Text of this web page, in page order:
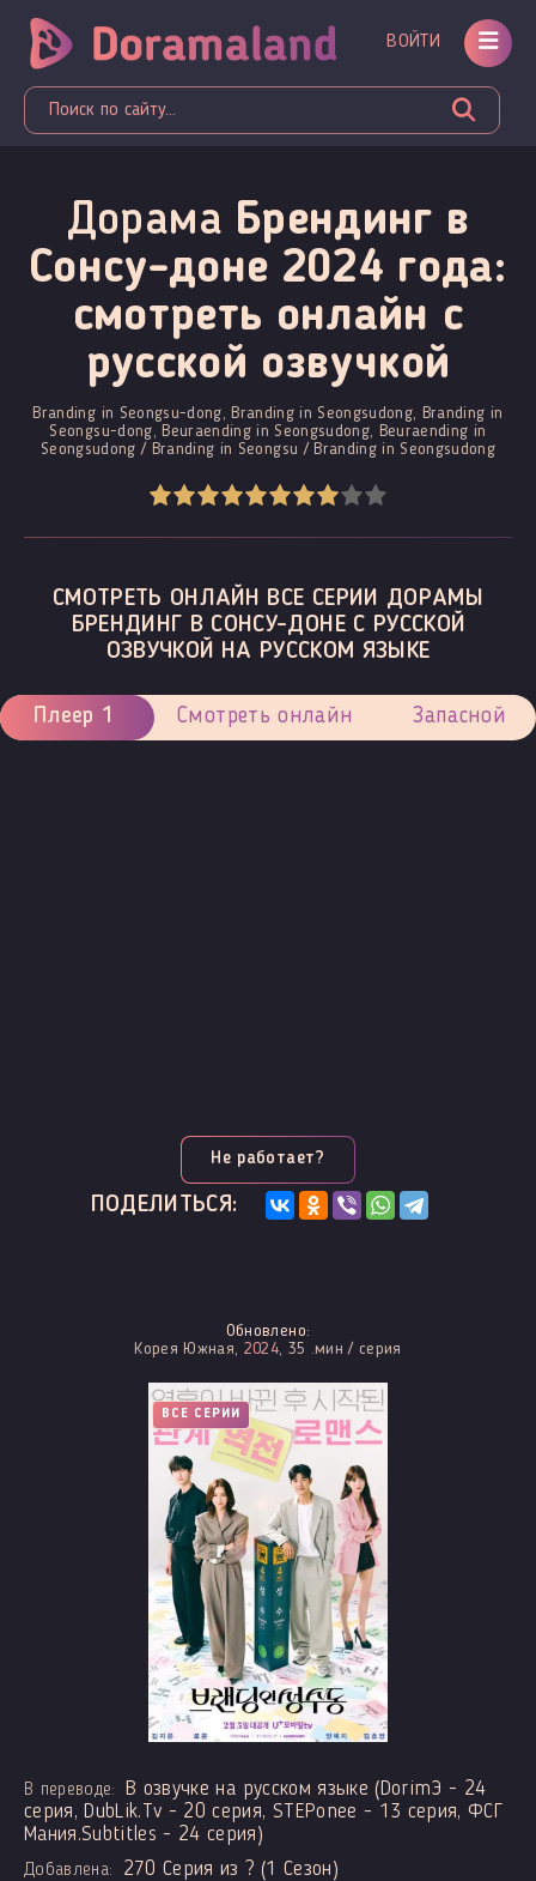
ВОЙТИ
Дорама Брендинг в
Сонсу-доне 2024 года:
смотреть онлайн c
русской озвучкой
Branding in Seongsu-dong, Branding in Seongsudong, Branding in
Seongsu-dong, Beuraending in Seongsudong, Beuraending in
Seongsudong / Branding in Seongsu / Branding in Seongsudong
СМОТРЕТЬ ОНЛАЙН ВСЕ СЕРИИ ДОРАМЫ
БРЕНДИНГ В СОНСУ-ДОНЕ С РУССКОЙ
ОЗВУЧКОЙ НА РУССКОМ ЯЗЫКЕ
Плеер 1 Смотреть онлайн Запасной
Не работает?
ПОДЕЛИТЬСЯ:
Обновлено:
Корея Южная, 2024 , 35 .мин / серия
ВСЕ СЕРИИ
В переводе:
В озвучке на русском языке (DorimЭ - 24
серия, DubLik.Tv - 20 серия, STEPonee - 13 серия, ФСГ
Мания.Subtitles - 24 серия)
Добавлена: 270 Серия из ? (1 Сезон)